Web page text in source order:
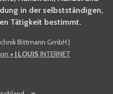
Fachwissen
anmelden.
mich für den
Newsletter
in der selbstständigen,
Tätigkeit bestimmt.
Bittmann GmbH |
+ | LOUIS INTERNET